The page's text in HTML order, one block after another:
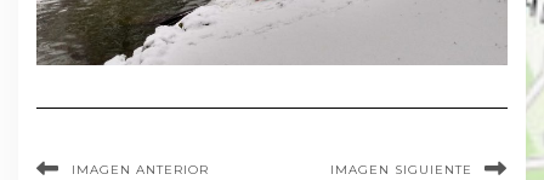
IMAGEN ANTERIOR IMAGEN SIGUIENTE